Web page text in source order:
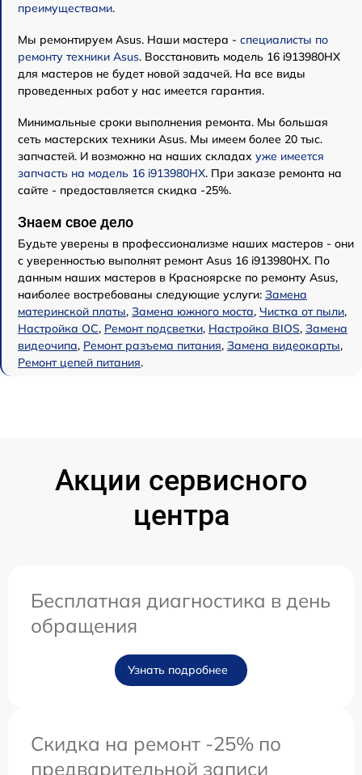
преимуществами.
Мы ремонтируем Asus. Наши мастера - специалисты по
ремонту техники Asus. Восстановить модель 16 i913980HX
для мастеров не будет новой задачей. На все виды
проведенных работ у нас имеется гарантия.
Минимальные сроки выполнения ремонта. Мы большая
сеть мастерских техники Asus. Мы имеем более 20 тыс.
запчастей. И возможно на наших складах уже имеется
запчасть на модель 16 i913980HX. При заказе ремонта на
сайте - предоставляется скидка -25%.
Знаем свое дело
Будьте уверены в профессионализме наших мастеров - они
с уверенностью выполнят ремонт Asus 16 i913980HX. По
данным наших мастеров в Красноярске по ремонту Asus,
наиболее востребованы следующие услуги: Замена
материнской платы, Замена южного моста, Чистка от пыли,
Настройка ОС, Ремонт подсветки, Настройка BIOS, Замена
видеочипа, Ремонт разъема питания, Замена видеокарты,
Ремонт цепей питания.
Акции сервисного
центра
Бесплатная диагностика в день
обращения
Узнать подробнее
Скидка на ремонт -25% по
предварительной записи